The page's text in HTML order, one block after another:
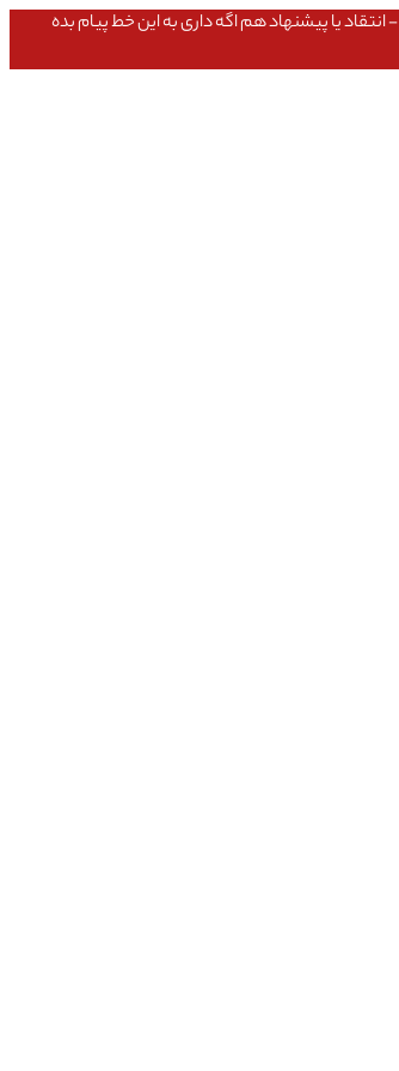
عشق داداش قیمتای سایت به روزه،خرید عمده داشتی یا مشکلی تو خرید از سایت ۰۹۱۰۹۸۰۸۵۶۵- مشکلی بعد از خریدت داشتی ۰۹۱۹۱۴۹۳۵۴۶ - پیگیری ارسال بستت ۰۹۹۲۴۰۰۹۵۲۵ - انتقاد یا پیشنهاد هم اگه داری به این خط پیام بده